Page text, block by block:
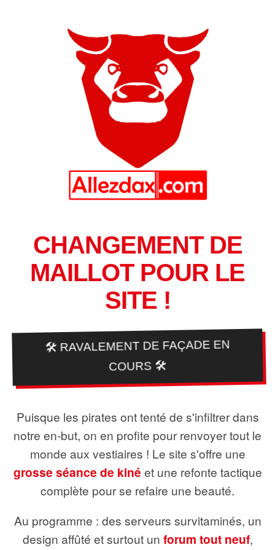
CHANGEMENT DE
MAILLOT POUR LE
SITE !
🛠️ RAVALEMENT DE FAÇADE EN
COURS 🛠️
Puisque les pirates ont tenté de s'infiltrer dans
notre en-but, on en profite pour renvoyer tout le
monde aux vestiaires ! Le site s'offre une
grosse séance de kiné et une refonte tactique
complète pour se refaire une beauté.
Au programme : des serveurs survitaminés, un
design affûté et surtout un forum tout neuf,